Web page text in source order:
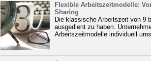
Flexible Arbeitszeitmodelle:
Sharing
Die klassische Arbeitszeit von 9
ausgedient zu haben.
Arbeitszeitmodelle individuell